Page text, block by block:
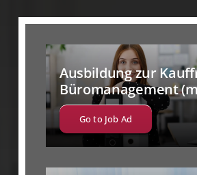
Ausbildung zur
Büromanagement
Go to Job Ad